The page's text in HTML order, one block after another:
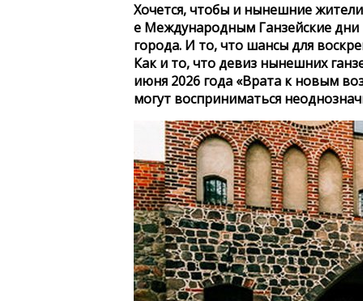
Хочется, чтобы и нынешние
е Международным Ганзейские дни
города. И то, что шансы для
Как и то, что девиз нынешних
июня 2026 года «Врата к новым
могут восприниматься